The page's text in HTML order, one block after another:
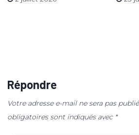
Répondre
Votre adresse e-mail ne sera pas
obligatoires sont indiqués avec *